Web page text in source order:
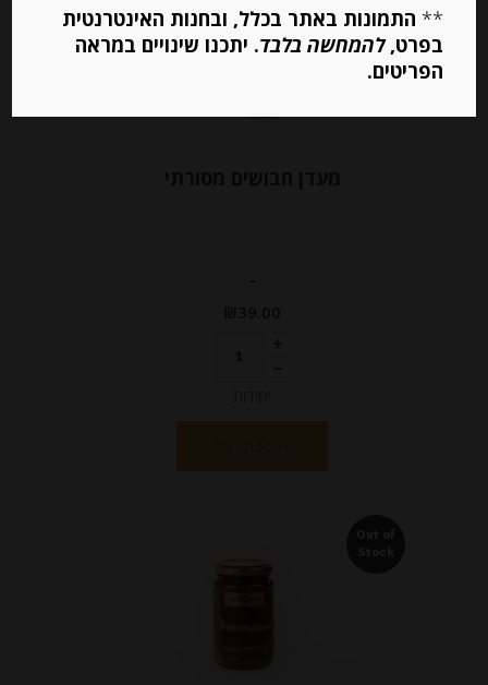
-
** התמונות באתר בכלל, ובחנות האינטרנטית
בפרט,להמחשה בלבד. יתכנו שינויים במראה
הפריטים.